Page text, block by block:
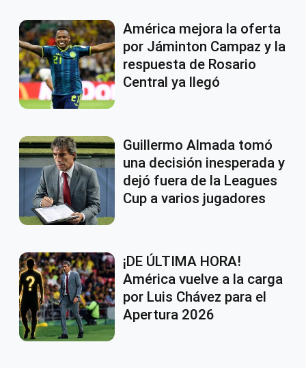
América mejora la oferta
por Jáminton Campaz y la
respuesta de Rosario
Central ya llegó
Guillermo Almada tomó
una decisión inesperada y
dejó fuera de la Leagues
Cup a varios jugadores
¡DE ÚLTIMA HORA!
América vuelve a la carga
por Luis Chávez para el
Apertura 2026